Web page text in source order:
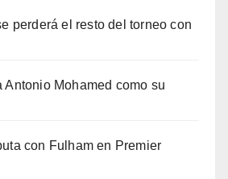
perderá el resto del torneo con
Antonio Mohamed como su
con Fulham en Premier